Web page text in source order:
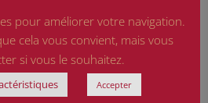
pour améliorer votre navigation.
cela vous convient, mais vous
si vous le souhaitez.
Accepter